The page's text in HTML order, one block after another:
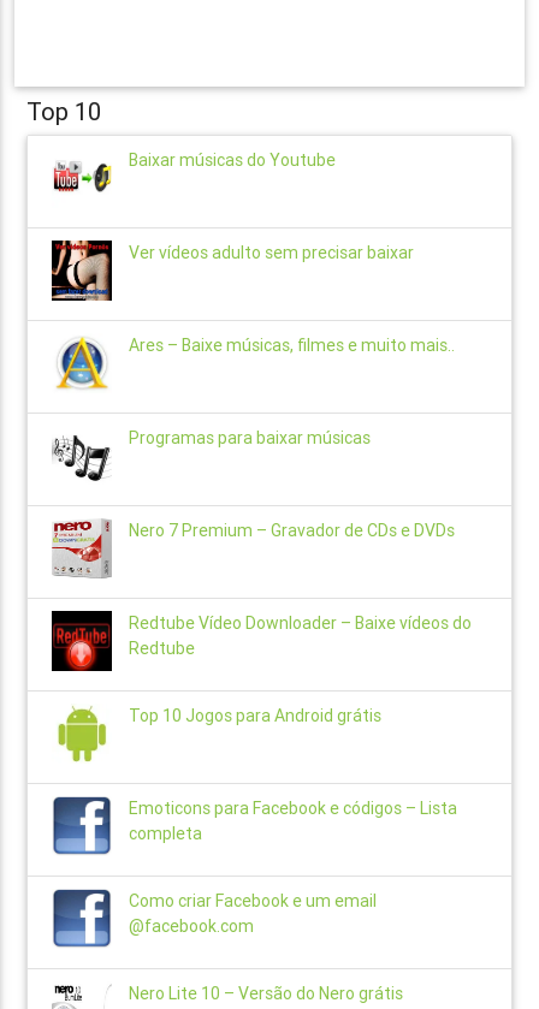
Top 10
Baixar músicas do Youtube
Ver vídeos adulto sem precisar baixar
Ares – Baixe músicas, filmes e muito mais..
Programas para baixar músicas
Nero 7 Premium – Gravador de CDs e DVDs
Redtube Vídeo Downloader – Baixe vídeos do
Redtube
Top 10 Jogos para Android grátis
Emoticons para Facebook e códigos – Lista
completa
Como criar Facebook e um email
@facebook.com
Nero Lite 10 – Versão do Nero grátis